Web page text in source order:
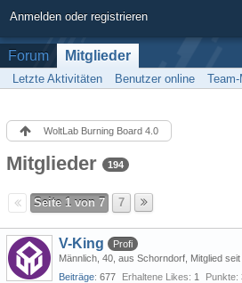
Anmelden oder registrieren
Forum Mitglieder
Letzte Aktivitäten Benutzer online
WoltLab Burning Board 4.0
Mitglieder 194
Seite 1 von 7 7
V-King
Profi
Männlich 40 aus Schorndorf Mitglied
Beiträge 677 Erhaltene Likes 1 Punkte